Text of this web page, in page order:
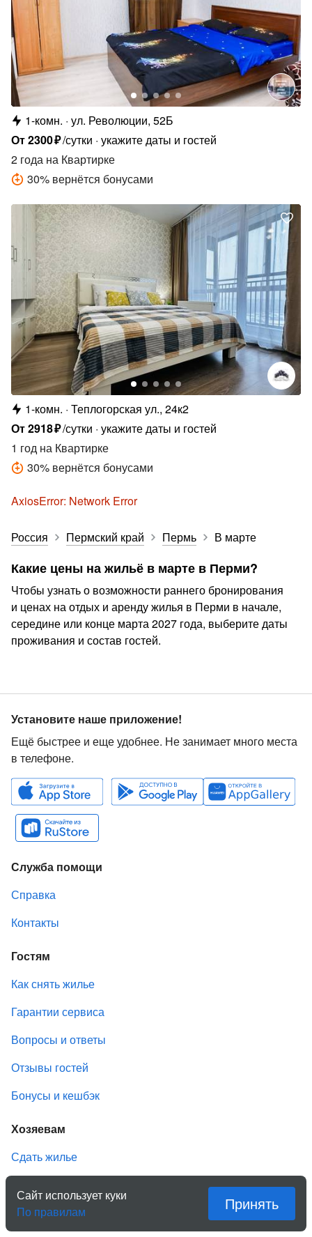
1-комн. ул. Революции, 52Б
От2300₽/сутки укажите даты и гостей
2 года на Квартирке
30% вернётся бонусами
1-комн. Теплогорская ул., 24к2
От2918₽/сутки укажите даты и гостей
1 год на Квартирке
30% вернётся бонусами
AxiosError: Network Error
Россия Пермский край Пермь В марте
Какие цены на жильё в марте в Перми?
Чтобы узнать о возможности раннего бронирования
и ценах на отдых и аренду жилья в Перми в начале,
середине или конце марта 2027 года, выберите даты
проживания и состав гостей.
Установите наше приложение!
Ещё быстрее и еще удобнее. Не занимает много места
в телефоне.
Служба помощи
Справка
Контакты
Гостям
Как снять жилье
Гарантии сервиса
Вопросы и ответы
Отзывы гостей
Бонусы и кешбэк
Хозяевам
Сдать жилье
Вопросы и ответы
Сайт использует куки
По правилам
Принять